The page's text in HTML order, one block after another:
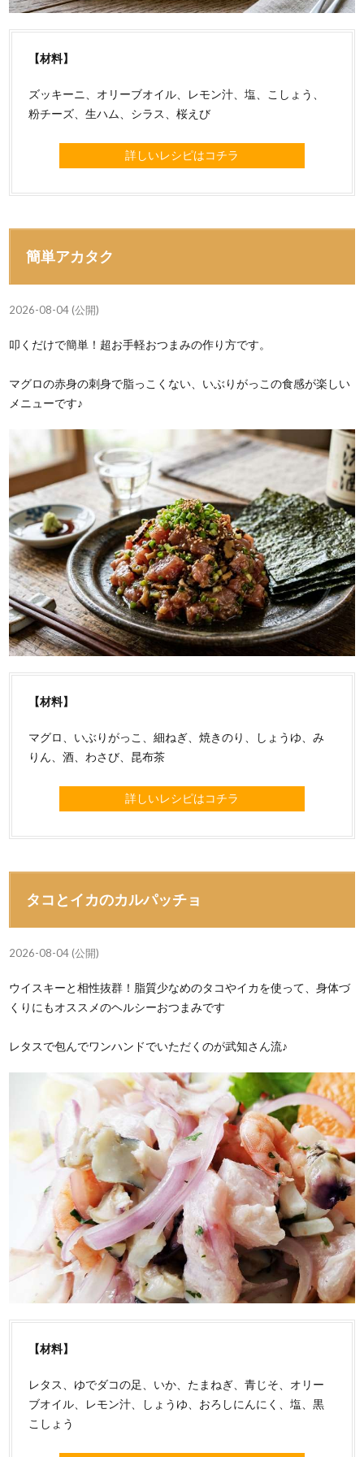
【材料】
ズッキーニ、オリーブオイル、レモン汁、塩、こしょう、
粉チーズ、生ハム、シラス、桜えび
詳しいレシピはコチラ
簡単アカタク
2026-08-04 (公開)
叩くだけで簡単！超お手軽おつまみの作り方です。
マグロの赤身の刺身で脂っこくない、いぶりがっこの食感が楽しい
メニューです♪
【材料】
マグロ、いぶりがっこ、細ねぎ、焼きのり、しょうゆ、み
りん、酒、わさび、昆布茶
詳しいレシピはコチラ
タコとイカのカルパッチョ
2026-08-04 (公開)
ウイスキーと相性抜群！脂質少なめのタコやイカを使って、身体づ
くりにもオススメのヘルシーおつまみです
レタスで包んでワンハンドでいただくのが武知さん流♪
【材料】
レタス、ゆでダコの足、いか、たまねぎ、青じそ、オリー
ブオイル、レモン汁、しょうゆ、おろしにんにく、塩、黒
こしょう